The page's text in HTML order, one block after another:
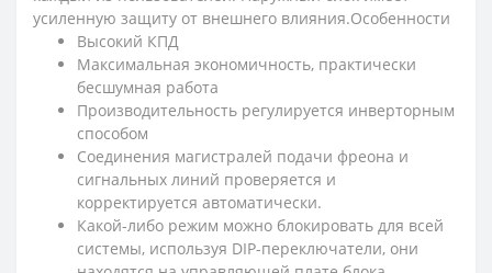
усиленную защиту от внешнего влияния.Особенности
Высокий КПД
Максимальная экономичность, практически
бесшумная работа
Производительность регулируется инверторным
способом
Соединения магистралей подачи фреона и
сигнальных линий проверяется и
корректируется автоматически.
Какой-либо режим можно блокировать для всей
системы, используя DIP-переключатели, они